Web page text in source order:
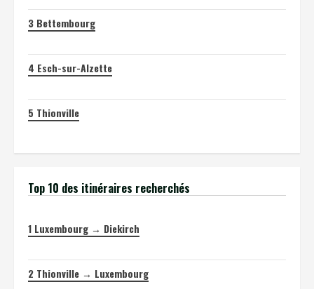
3 Bettembourg
4 Esch-sur-Alzette
5 Thionville
Top 10 des itinéraires recherchés
1 Luxembourg → Diekirch
2 Thionville → Luxembourg